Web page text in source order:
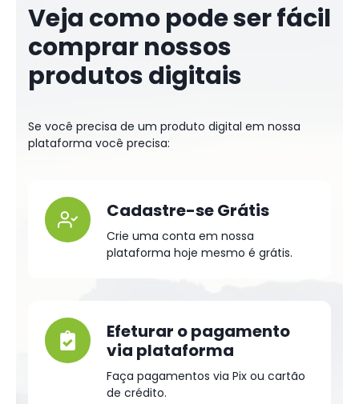
Veja como pode ser fácil
comprar nossos
produtos digitais
Se você precisa de um produto digital em nossa
plataforma você precisa:
Cadastre-se Grátis
Crie uma conta em nossa
plataforma hoje mesmo é grátis.
Efeturar o pagamento
via plataforma
Faça pagamentos via Pix ou cartão
de crédito.